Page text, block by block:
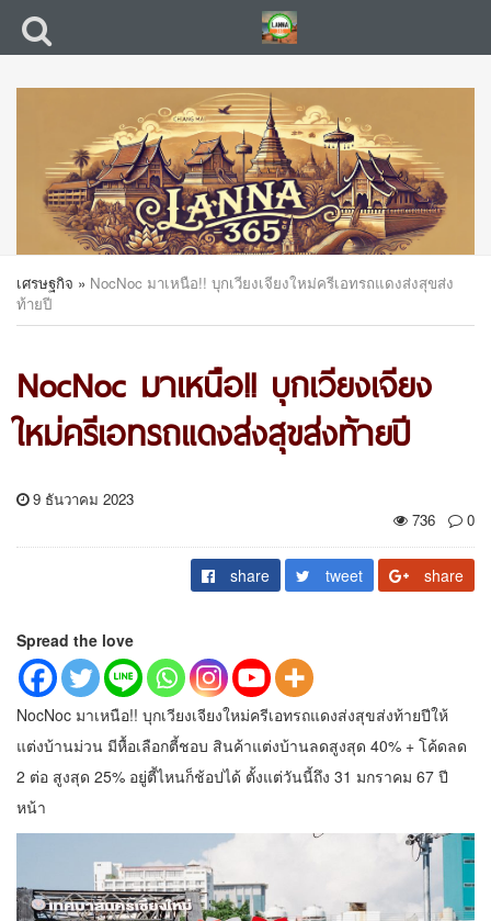
เศรษฐกิจ » NocNoc มาเหนือ!! บุกเวียงเจียงใหม่ครีเอทรถแดงส่งสุขส่ง
ท้ายปี
NocNoc มาเหนือ!! บุกเวียงเจียง
ใหม่ครีเอทรถแดงส่งสุขส่งท้ายปี
9 ธันวาคม 2023
736
0
share tweet share
Spread the love
NocNoc มาเหนือ!! บุกเวียงเจียงใหม่ครีเอทรถแดงส่งสุขส่งท้ายปีให้
แต่งบ้านม่วน มีหื้อเลือกตี้ชอบ สินค้าแต่งบ้านลดสูงสุด 40% + โค้ดลด
2 ต่อ สูงสุด 25% อยู่ตี้ไหนก็ช้อปได้ ตั้งแต่วันนี้ถึง 31 มกราคม 67 ปี
หน้า